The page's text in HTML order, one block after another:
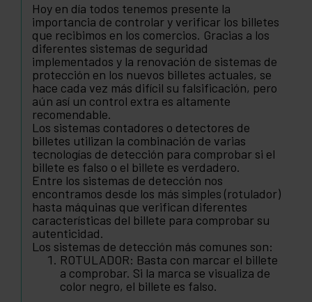
Hoy en día todos tenemos presente la
importancia de controlar y verificar los billetes
que recibimos en los comercios. Gracias a los
diferentes sistemas de seguridad
implementados y la renovación de sistemas de
protección en los nuevos billetes actuales, se
hace cada vez más difícil su falsificación, pero
aún así un control extra es altamente
recomendable.
Los sistemas contadores o detectores de
billetes utilizan la combinación de varias
tecnologías de detección para comprobar si el
billete es falso o el billete es verdadero.
Entre los sistemas de detección nos
encontramos desde los más simples (rotulador)
hasta máquinas que verifican diferentes
características del billete para comprobar su
autenticidad.
Los sistemas de detección más comunes son:
ROTULADOR: Basta con marcar el billete
a comprobar. Si la marca se visualiza de
color negro, el billete es falso.